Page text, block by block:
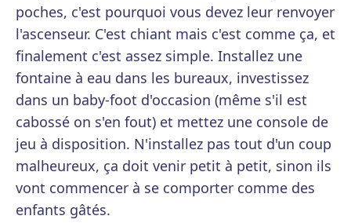
poches, c'est pourquoi vous devez leur renvoyer
l'ascenseur. C'est chiant mais c'est comme ça, et
finalement c'est assez simple. Installez une
fontaine à eau dans les bureaux, investissez
dans un baby-foot d'occasion (même s'il est
cabossé on s'en fout) et mettez une console de
jeu à disposition. N'installez pas tout d'un coup
malheureux, ça doit venir petit à petit, sinon ils
vont commencer à se comporter comme des
enfants gâtés.